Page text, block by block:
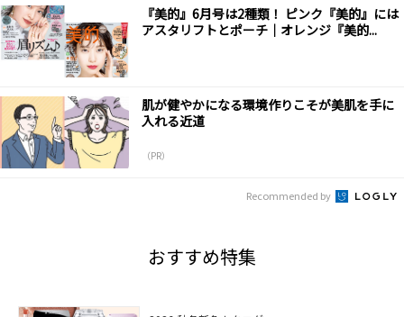
『美的』6月号は2種類！ ピンク『美的』には
アスタリフトとポーチ｜オレンジ『美的...
肌が健やかになる環境作りこそが美肌を手に
入れる近道
（PR）
Recommended by
おすすめ特集